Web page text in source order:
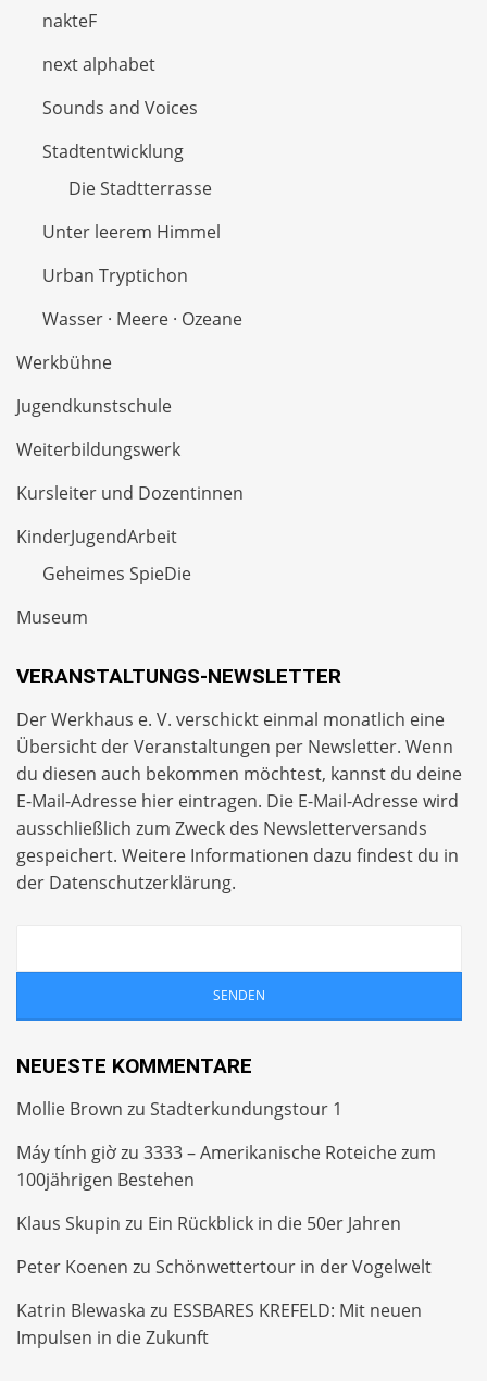
nakteF
next alphabet
Sounds and Voices
Stadtentwicklung
Die Stadtterrasse
Unter leerem Himmel
Urban Tryptichon
Wasser · Meere · Ozeane
Werkbühne
Jugendkunstschule
Weiterbildungswerk
Kursleiter und Dozentinnen
KinderJugendArbeit
Geheimes SpieDie
Museum
VERANSTALTUNGS-NEWSLETTER
Der Werkhaus e. V. verschickt einmal monatlich eine
Übersicht der Veranstaltungen per Newsletter. Wenn
du diesen auch bekommen möchtest, kannst du deine
E-Mail-Adresse hier eintragen. Die E-Mail-Adresse wird
ausschließlich zum Zweck des Newsletterversands
gespeichert. Weitere Informationen dazu findest du in
der Datenschutzerklärung.
NEUESTE KOMMENTARE
Mollie Brown zu Stadterkundungstour 1
Máy tính giờzu 3333 – Amerikanische Roteiche zum
100jährigen Bestehen
Klaus Skupin zu Ein Rückblick in die 50er Jahren
Peter Koenen zu Schönwettertour in der Vogelwelt
Katrin Blewaska zu ESSBARES KREFELD: Mit neuen
Impulsen in die Zukunft